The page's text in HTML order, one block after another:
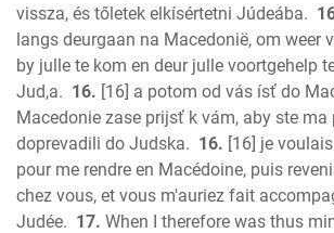
vissza, és tőletek elkísértetni Júdeába.
langs deurgaan na Macedonië, om weer
by julle te kom en deur julle voortgehelp
Jud,a. 16. [16] a potom od vás ísť do
Macedonie zase prijsť k vám, aby ste ma
doprevadili do Judska. 16. [16] je
pour me rendre en Macédoine, puis
chez vous, et vous m'auriez fait
Judée. 17. When I therefore was thus